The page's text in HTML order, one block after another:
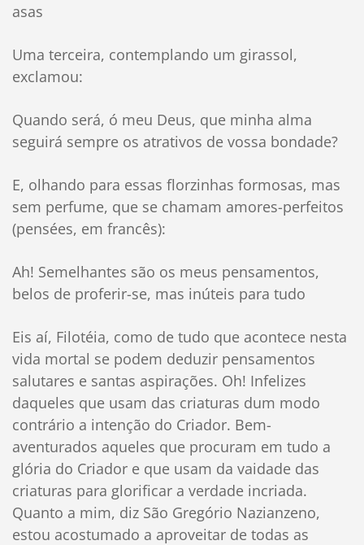
asas
Uma terceira, contemplando um girassol,
exclamou:
Quando será, ó meu Deus, que minha alma
seguirá sempre os atrativos de vossa bondade?
E, olhando para essas florzinhas formosas, mas
sem perfume, que se chamam amores-perfeitos
(pensées, em francês):
Ah! Semelhantes são os meus pensamentos,
belos de proferir-se, mas inúteis para tudo
Eis aí, Filotéia, como de tudo que acontece nesta
vida mortal se podem deduzir pensamentos
salutares e santas aspirações. Oh! Infelizes
daqueles que usam das criaturas dum modo
contrário a intenção do Criador. Bem-
aventurados aqueles que procuram em tudo a
glória do Criador e que usam da vaidade das
criaturas para glorificar a verdade incriada.
Quanto a mim, diz São Gregório Nazianzeno,
estou acostumado a aproveitar de todas as